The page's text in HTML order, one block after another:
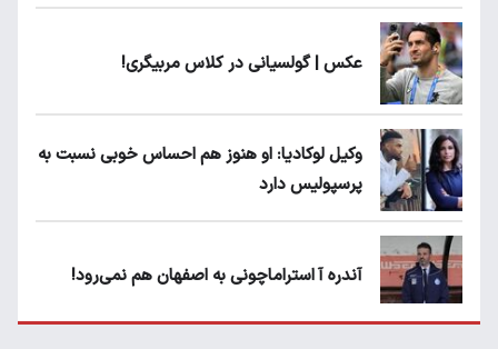
عکس | گولسیانی در کلاس مربیگری!
وکیل لوکادیا: او هنوز هم احساس خوبی نسبت به
پرسپولیس دارد
آندره آ استراماچونی به اصفهان هم نمی‌رود!